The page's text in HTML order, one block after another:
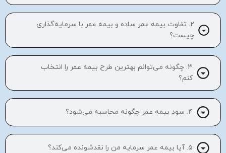
۲. تفاوت بیمه عمر ساده و بیمه عمر با سرمایه‌گذاری
چیست؟
۳. چگونه می‌توانم بهترین طرح بیمه عمر را انتخاب
کنم؟
۴. سود بیمه عمر چگونه محاسبه می‌شود؟
۵. آیا بیمه عمر سرمایه من را نقدشونده می‌کند؟